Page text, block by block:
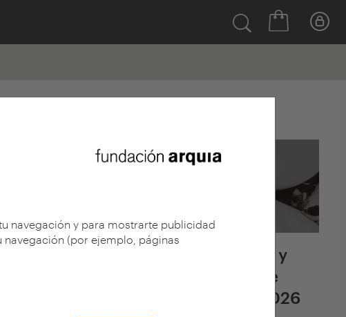
navegación y para mostrarte publicidad
navegación (por ejemplo, páginas
Fallo del jurado y
adjudicación de
arquia/becas 2026